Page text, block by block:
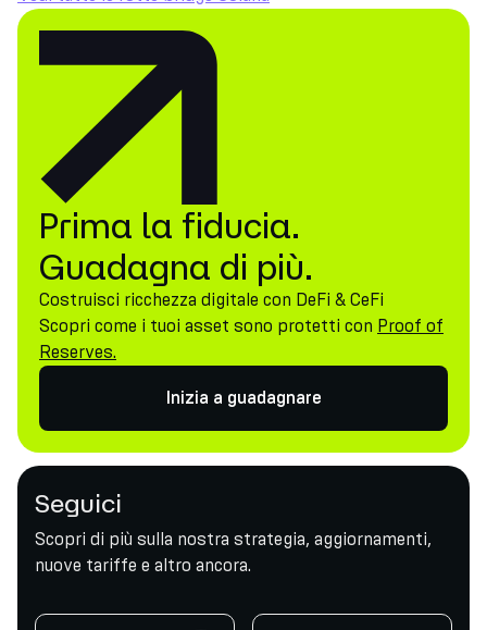
Prima la fiducia.
Guadagna di più.
Costruisci ricchezza digitale con DeFi & CeFi
Scopri come i tuoi asset sono protetti con Proof of
Reserves.
Inizia a guadagnare
Seguici
Scopri di più sulla nostra strategia, aggiornamenti,
nuove tariffe e altro ancora.